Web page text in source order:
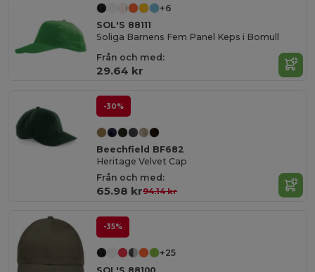
+6
SOL'S 88111
Soliga Barnens Fem Panel Keps i Bomull
Från och med:
29.64 kr
-30%
Beechfield BF682
Heritage Velvet Cap
Från och med:
65.98 kr94.14 kr
-35%
+25
SOL'S 88100